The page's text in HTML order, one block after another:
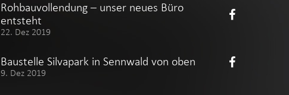
Rohbauvollendung – unser neues Büro
entsteht
22. Dez 2019
Baustelle Silvapark in Sennwald von oben
9. Dez 2019